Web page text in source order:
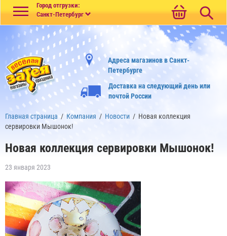
Город отгрузки:
Санкт-Петербург
Адреса магазинов в Санкт-
Петербурге
Доставка на следующий день или
почтой России
Главная страница / Компания / Новости / Новая коллекция
сервировки Мышонок!
Новая коллекция сервировки Мышонок!
23 января 2023